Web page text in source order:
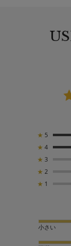
★ 5
★ 4
★ 3
★ 2
★ 1
小さい